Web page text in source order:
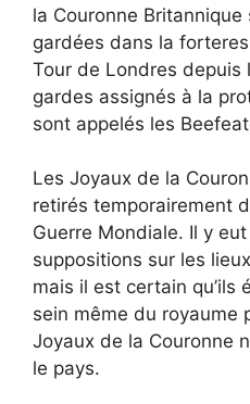
la Couronne
gardées dans la
Tour de Londres depuis
gardes assignés à la
sont appelés les
Les Joyaux de la
retirés temporairement
Guerre Mondiale. Il y
suppositions sur les
mais il est certain qu’ils
sein même du royaume
Joyaux de la Couronne
le pays.